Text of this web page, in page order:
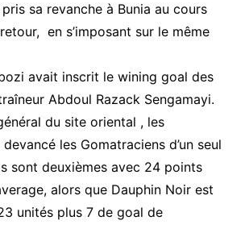
sa revanche à Bunia au cours
en s’imposant sur le même
avait inscrit le wining goal des
Abdoul Razack Sengamayi.
du site oriental , les
les Gomatraciens d’un seul
sont deuxièmes avec 24 points
alors que Dauphin Noir est
unités plus 7 de goal de